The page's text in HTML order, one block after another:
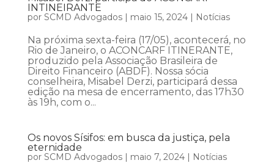
INTINEIRANTE
por SCMD Advogados| maio 15, 2024| Notícias
Na próxima sexta-feira (17/05), acontecerá, no
Rio de Janeiro, o ACONCARF ITINERANTE,
produzido pela Associação Brasileira de
Direito Financeiro (ABDF). Nossa sócia
conselheira, Misabel Derzi, participará dessa
edição na mesa de encerramento, das 17h30
às 19h, com o...
Os novos Sísifos: em busca da justiça, pela
eternidade
por SCMD Advogados| maio 7, 2024| Notícias